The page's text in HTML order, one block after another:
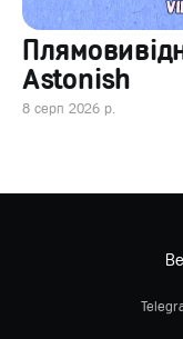
Astonish
8 серп 2026 р.